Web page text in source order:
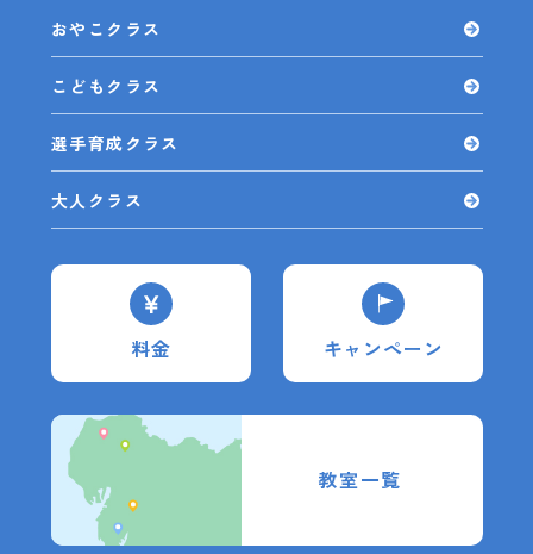
おやこクラス
こどもクラス
選手育成クラス
大人クラス
料金 キャンペーン
教室一覧